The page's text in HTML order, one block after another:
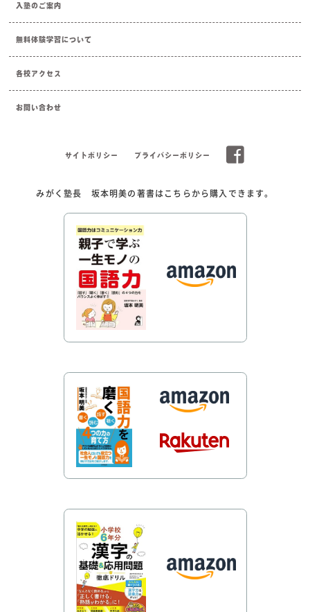
入塾のご案内
無料体験学習について
各校アクセス
お問い合わせ
サイトポリシー プライバシーポリシー
みがく塾長 坂本明美の著書はこちらから購入できます。